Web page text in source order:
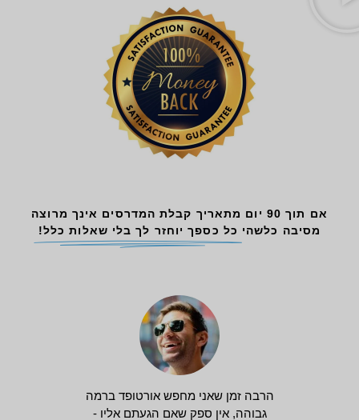
אם תוך 90 יום מתאריך קבלת המדרסים אינך מרוצה
מסיבה כלשהי כל כספך יוחזר לך בלי שאלות כלל!
הרבה זמן שאני מחפש אורטופד ברמה
גבוהה, אין ספק שאם הגעתם אליו -